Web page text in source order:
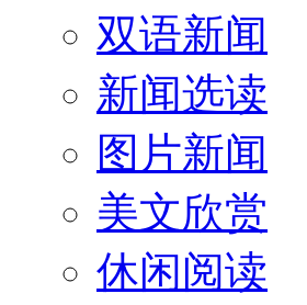
双语新闻
新闻选读
图片新闻
美文欣赏
休闲阅读